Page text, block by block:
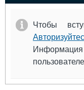
Чтобы
Информация